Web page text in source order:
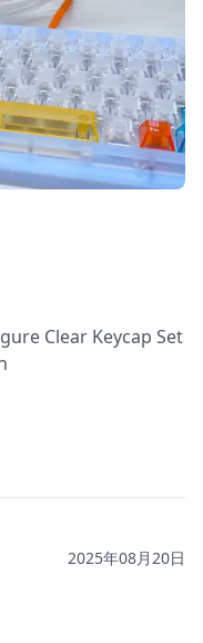
Clear Keycap Set
2025年08月20日